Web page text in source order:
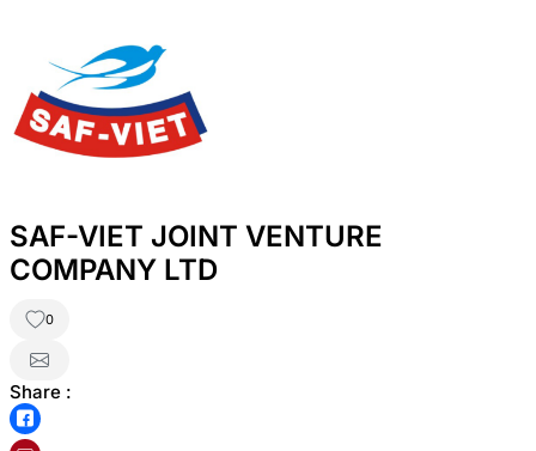
SAF-VIET JOINT VENTURE
COMPANY LTD
0
Share :